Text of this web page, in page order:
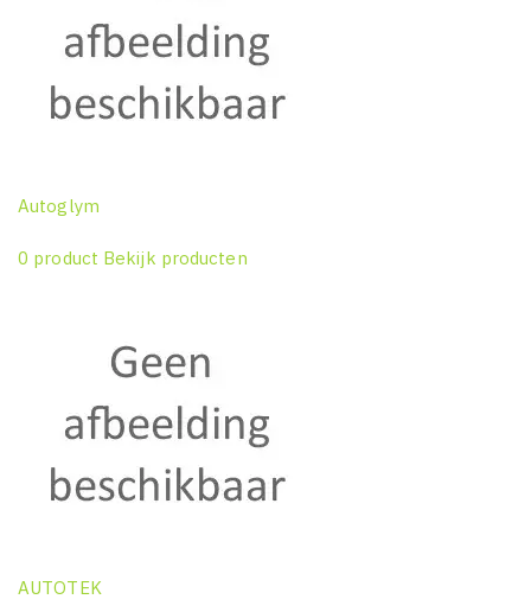
Autoglym
0 product Bekijk producten
AUTOTEK